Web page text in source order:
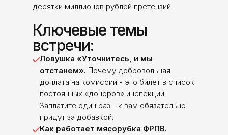
десятки миллионов рублей претензий.
Ключевые темы
встречи:
Ловушка «Уточнитесь, и мы
отстанем». Почему добровольная
доплата на комиссии - это билет в список
постоянных «доноров» инспекции.
Заплатите один раз - к вам обязательно
придут за добавкой.
Как работает мясорубка ФРПВ.